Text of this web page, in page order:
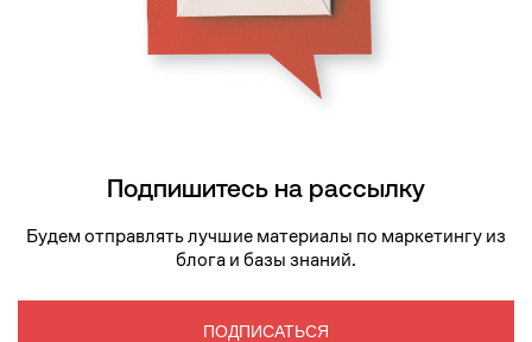
Подпишитесь на рассылку
Будем отправлять лучшие материалы по маркетингу из
блога и базы знаний.
ПОДПИСАТЬСЯ